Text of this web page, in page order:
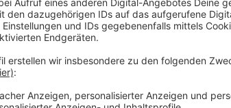
4 EL Dijon-Senf
1 Eigelb
1 EL fein geschnittener Estragon
4 Rumpsteaks (à 160 g)